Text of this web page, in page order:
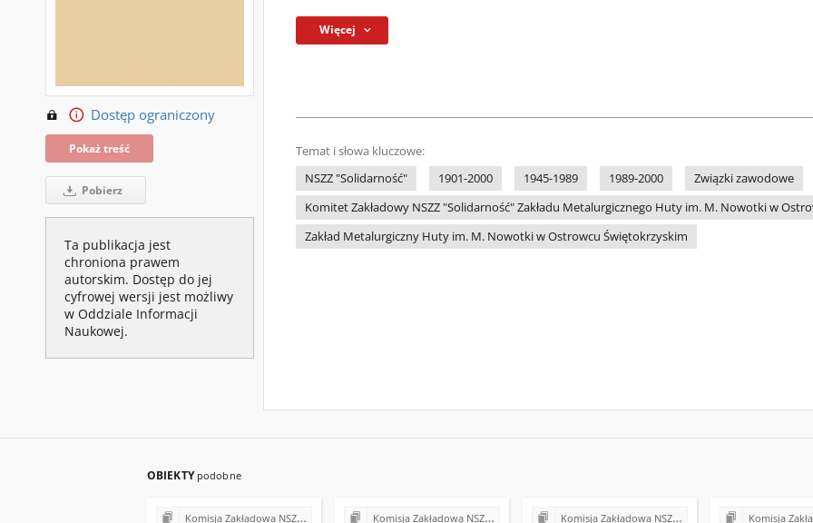
Dostęp ograniczony
Pokaż treść
Pobierz
Ta publikacja jest
chroniona prawem
autorskim. Dostęp do jej
cyfrowej wersji jest możliwy
w Oddziale Informacji
Naukowej.
Więcej
Temat i słowa kluczowe:
NSZZ "Solidarność"
1901-2000 1945-1989 1989-2000
Związki zawodowe
Komitet Zakładowy NSZZ "Solidarność" Zakładu Metalurgicznego Huty im. M. Nowotki w
Zakład Metalurgiczny Huty im. M. Nowotki w Ostrowcu Świętokrzyskim
OBIEKTY podobne
Komisja Zakładowa NSZZ "Solidarność" przy Urzędzie Gminy w Bodzentynie Komisja Zakładowa NSZZ "Solidarność" przy Urzędzie Gminy w Bodzentynie Komisja Zakładowa NSZZ "Solidarność" przy Urzędzie Gminy w Bodzentynie Komisja Zakładowa NSZZ "Solidarność"